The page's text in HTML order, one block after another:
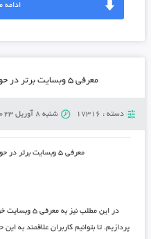
ادامه
معرفی ۵ وبسایت برتر در حوزه های موسیقی ، خبری و فیلم
دسته : 17316 شنبه 8 آوریل 2023
معرفی ۵ وبسایت برتر در حوزه های موسیقی ، خبری و فیلم
در این مطلب
پردازیم. تا بتوانیم کاربران علاقمند به